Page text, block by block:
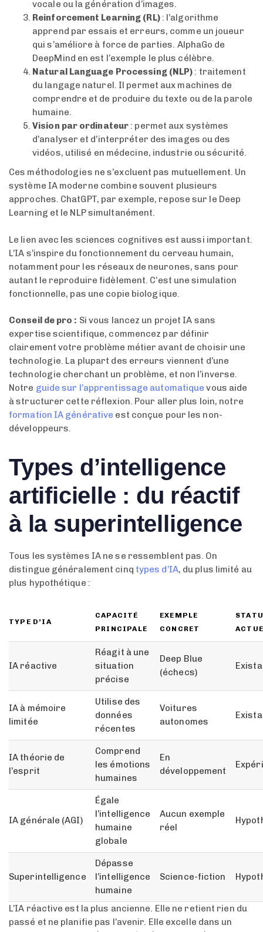
vocale ou la génération d’images.
Reinforcement Learning (RL): l’algorithme
apprend par essais et erreurs, comme un joueur
qui s’améliore à force de parties. AlphaGo de
DeepMind en est l’exemple le plus célèbre.
Natural Language Processing (NLP) : traitement
du langage naturel. Il permet aux machines de
comprendre et de produire du texte ou de la parole
humaine.
Vision par ordinateur : permet aux systèmes
d’analyser et d’interpréter des images ou des
vidéos, utilisé en médecine, industrie ou sécurité.
Ces méthodologies ne s’excluent pas mutuellement. Un
système IA moderne combine souvent plusieurs
approches. ChatGPT, par exemple, repose sur le Deep
Learning et le NLP simultanément.
Le lien avec les sciences cognitives est aussi important.
L’IA s’inspire du fonctionnement du cerveau humain,
notamment pour les réseaux de neurones, sans pour
autant le reproduire fidèlement. C’est une simulation
fonctionnelle, pas une copie biologique.
Conseil de pro : Si vous lancez un projet IA sans
expertise scientifique, commencez par définir
clairement votre problème métier avant de choisir une
technologie. La plupart des erreurs viennent d’une
technologie cherchant un problème, et non l’inverse.
Notre guide sur l’apprentissage automatique vous aide
à structurer cette réflexion. Pour aller plus loin, notre
formation IA générative est conçue pour les non-
développeurs.
Types d’intelligence
artificielle : du réactif
à la superintelligence
Tous les systèmes IA ne se ressemblent pas. On
distingue généralement cinq types d’IA, du plus limité au
plus hypothétique :
TYPE D’IA
CAPACITÉ
PRINCIPALE
EXEMPLE
CONCRET
IA réactive
Réagit à une
situation
précise
Deep Blue
(échecs)
IA à mémoire
limitée
Utilise des
données
récentes
Voitures
autonomes
IA théorie de
l’esprit
Comprend
les émotions
humaines
En
développement
IA générale (AGI)
Égale
l’intelligence
humaine
globale
Aucun exemple
réel
Superintelligence
Dépasse
l’intelligence
humaine
Science-fiction
L’IA réactive est la plus ancienne. Elle ne retient rien du
passé et ne planifie pas l’avenir. Elle excelle dans un